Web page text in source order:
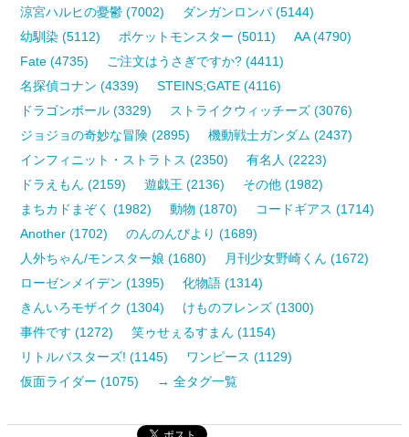
涼宮ハルヒの憂鬱 (7002)
ダンガンロンパ (5144)
幼馴染 (5112)
ポケットモンスター (5011)
AA (4790)
Fate (4735)
ご注文はうさぎですか? (4411)
名探偵コナン (4339)
STEINS;GATE (4116)
ドラゴンボール (3329)
ストライクウィッチーズ (3076)
ジョジョの奇妙な冒険 (2895)
機動戦士ガンダム (2437)
インフィニット・ストラトス (2350)
有名人 (2223)
ドラえもん (2159)
遊戯王 (2136)
その他 (1982)
まちカドまぞく (1982)
動物 (1870)
コードギアス (1714)
Another (1702)
のんのんびより (1689)
人外ちゃん/モンスター娘 (1680)
月刊少女野崎くん (1672)
ローゼンメイデン (1395)
化物語 (1314)
きんいろモザイク (1304)
けものフレンズ (1300)
事件です (1272)
笑ゥせぇるすまん (1154)
リトルバスターズ! (1145)
ワンピース (1129)
仮面ライダー (1075)
→ 全タグ一覧